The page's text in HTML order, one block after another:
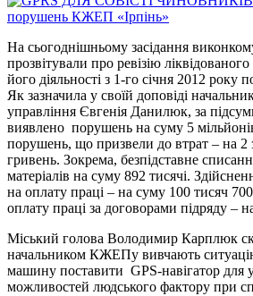
На сьогоднішньому засідання
прозвітували про ревізію
його діяльності з 1-го січня 2012 року
Як зазначила у своїй доповіді
управління Євгенія Данилюк, за
виявлено порушень на суму 5
порушень, що призвели до втрат – на
гривень. Зокрема, безпідставне
матеріалів на суму 892 тисячі.
на оплату праці – на суму 100 тисяч
оплату праці за договорами підряду –
Міський голова Володимир Карплюк
начальником КЖЕПу вивчають
машину поставити GPS-навігатор для
можливостей людського фактору при